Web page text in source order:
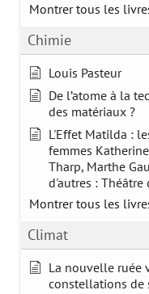
Montrer tous les
Chimie
Louis Pasteur
De l’atome à la
des matériaux ?
L'Effet Matilda :
femmes
Tharp, Marthe
d'autres : Théâtre
Montrer tous les
Climat
La nouvelle ruée
constellations de